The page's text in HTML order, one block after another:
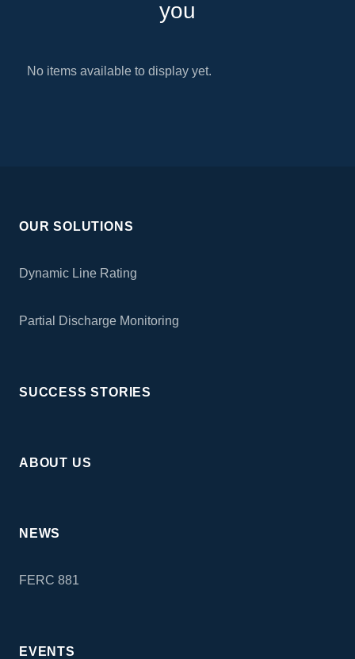
you
No items available to display yet.
OUR SOLUTIONS
Dynamic Line Rating
Partial Discharge Monitoring
SUCCESS STORIES
ABOUT US
NEWS
FERC 881
EVENTS